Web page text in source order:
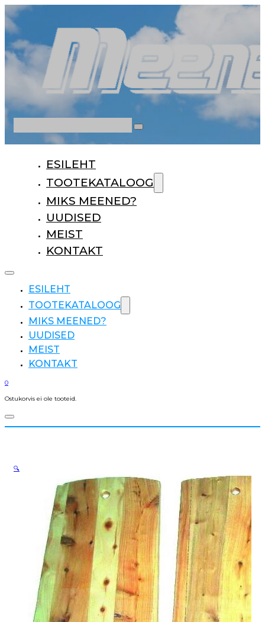
ESILEHT
TOOTEKATALOOG
MIKS MEENED?
UUDISED
MEIST
KONTAKT
ESILEHT
TOOTEKATALOOG
MIKS MEENED?
UUDISED
MEIST
KONTAKT
0
Ostukorvis ei ole tooteid.
🔍